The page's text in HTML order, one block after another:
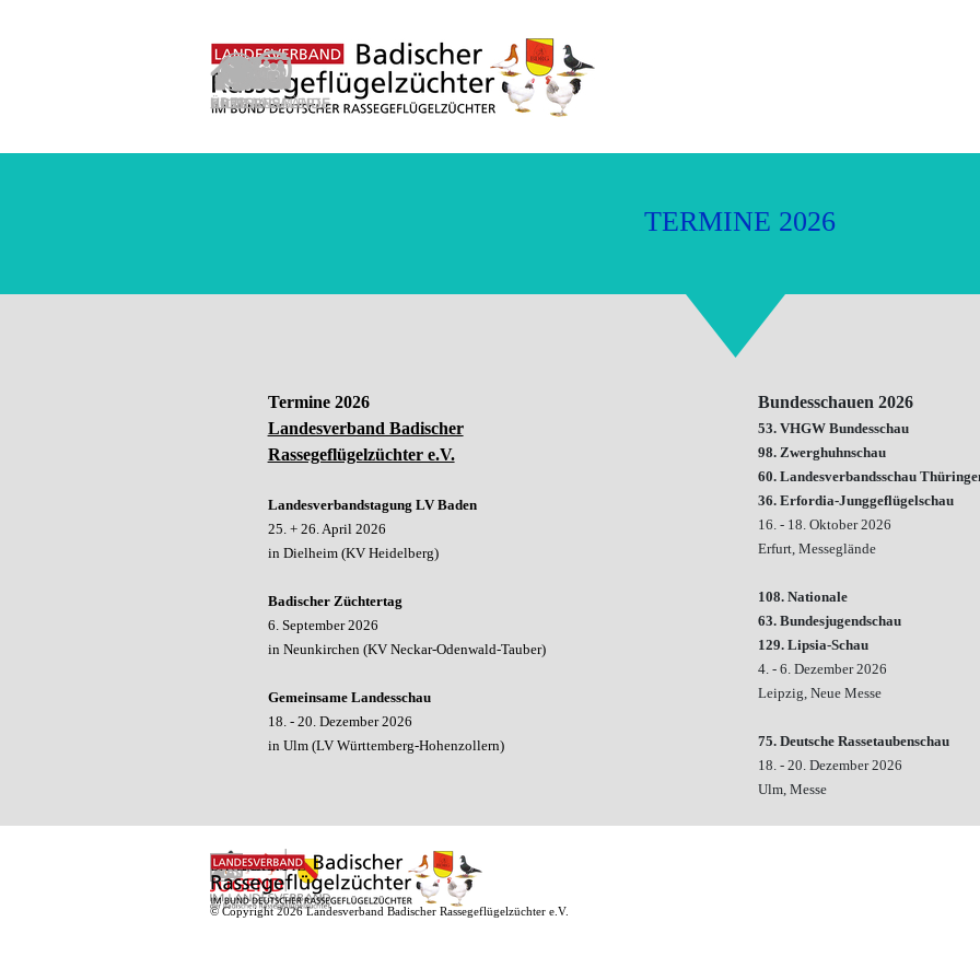
TERMINE 2026
Termine 2026
Landesverband Badischer
Rassegeflügelzüchter e.V.
Landesverbandstagung LV Baden
25. + 26. April 2026
in Dielheim (KV Heidelberg)
Badischer Züchtertag
6. September 2026
in Neunkirchen (KV Neckar-Odenwald-Tauber)
Gemeinsame Landesschau
18. - 20. Dezember 2026
in Ulm (LV Württemberg-Hohenzollern)
Bundesschauen 2026
53. VHGW Bundesschau
98. Zwerghuhnschau
60. Landesverbandsschau
36. Erfordia-Junggeflügelschau
16. - 18. Oktober 2026
Erfurt, Messeglände
108. Nationale
63. Bundesjugendschau
129. Lipsia-Schau
4. - 6. Dezember 2026
Leipzig, Neue Messe
75. Deutsche Rassetaubenschau
18. - 20. Dezember 2026
Ulm, Messe
IMPRESSUM
KONTAKT
DATENSCHUTZ
© Copyright 2026 Landesverband Badischer Rassegeflügelzüchter e.V.